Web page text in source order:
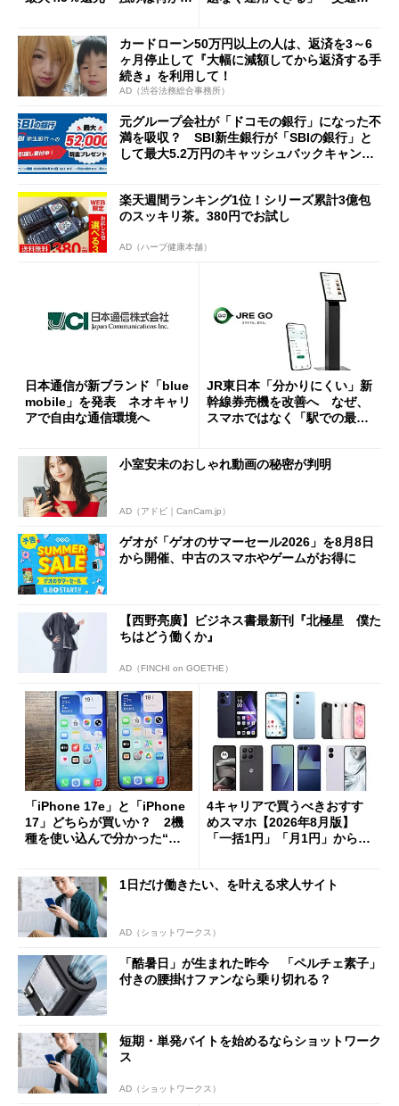
カードローン50万円以上の人は、返済を3～6
ヶ月停止して『大幅に減額してから返済する手
続き』を利用して！
AD（渋谷法務総合事務所）
元グループ会社が「ドコモの銀行」になった不
満を吸収？ SBI新生銀行が「SBIの銀行」と
して最大5.2万円のキャッシュバックキャンペ
楽天週間ランキング1位！シリーズ累計3億包
のスッキリ茶。380円でお試し
AD（ハーブ健康本舗）
日本通信が新ブランド「blue
mobile」を発表 ネオキャリ
アで自由な通信環境へ
JR東日本「分かりにくい」新
幹線券売機を改善へ なぜ、
スマホではなく「駅での最短
小室安未のおしゃれ動画の秘密が判明
AD（アドビ｜CanCam.jp）
ゲオが「ゲオのサマーセール2026」を8月8日
から開催、中古のスマホやゲームがお得に
【西野亮廣】ビジネス書最新刊『北極星 僕た
ちはどう働くか』
AD（FINCHI on GOETHE）
「iPhone 17e」と「iPhone
17」どちらが買いか？ 2機
種を使い込んで分かった“ス
4キャリアで買うべきおすす
めスマホ【2026年8月版】
「一括1円」「月1円」からお
1日だけ働きたい、を叶える求人サイト
AD（ショットワークス）
「酷暑日」が生まれた昨今 「ペルチェ素子」
付きの腰掛けファンなら乗り切れる？
短期・単発バイトを始めるならショットワーク
ス
AD（ショットワークス）